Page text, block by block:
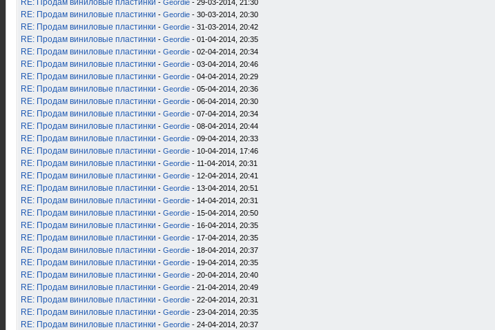
RE: Продам виниловые пластинки - Geordie - 29-03-2014, 21:30
RE: Продам виниловые пластинки - Geordie - 30-03-2014, 20:30
RE: Продам виниловые пластинки - Geordie - 31-03-2014, 20:42
RE: Продам виниловые пластинки - Geordie - 01-04-2014, 20:35
RE: Продам виниловые пластинки - Geordie - 02-04-2014, 20:34
RE: Продам виниловые пластинки - Geordie - 03-04-2014, 20:46
RE: Продам виниловые пластинки - Geordie - 04-04-2014, 20:29
RE: Продам виниловые пластинки - Geordie - 05-04-2014, 20:36
RE: Продам виниловые пластинки - Geordie - 06-04-2014, 20:30
RE: Продам виниловые пластинки - Geordie - 07-04-2014, 20:34
RE: Продам виниловые пластинки - Geordie - 08-04-2014, 20:44
RE: Продам виниловые пластинки - Geordie - 09-04-2014, 20:33
RE: Продам виниловые пластинки - Geordie - 10-04-2014, 17:46
RE: Продам виниловые пластинки - Geordie - 11-04-2014, 20:31
RE: Продам виниловые пластинки - Geordie - 12-04-2014, 20:41
RE: Продам виниловые пластинки - Geordie - 13-04-2014, 20:51
RE: Продам виниловые пластинки - Geordie - 14-04-2014, 20:31
RE: Продам виниловые пластинки - Geordie - 15-04-2014, 20:50
RE: Продам виниловые пластинки - Geordie - 16-04-2014, 20:35
RE: Продам виниловые пластинки - Geordie - 17-04-2014, 20:35
RE: Продам виниловые пластинки - Geordie - 18-04-2014, 20:37
RE: Продам виниловые пластинки - Geordie - 19-04-2014, 20:35
RE: Продам виниловые пластинки - Geordie - 20-04-2014, 20:40
RE: Продам виниловые пластинки - Geordie - 21-04-2014, 20:49
RE: Продам виниловые пластинки - Geordie - 22-04-2014, 20:31
RE: Продам виниловые пластинки - Geordie - 23-04-2014, 20:35
RE: Продам виниловые пластинки - Geordie - 24-04-2014, 20:37